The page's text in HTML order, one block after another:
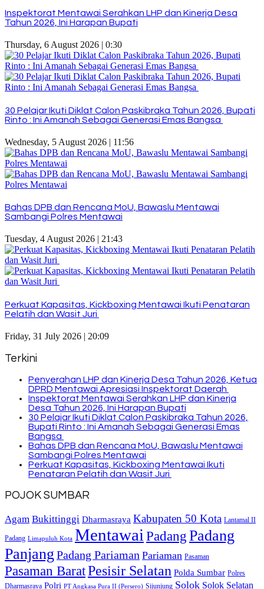
Inspektorat Mentawai Serahkan LHP dan Kinerja Desa
Tahun 2026, Ini Harapan Bupati
Thursday, 6 August 2026 | 0:30
30 Pelajar Ikuti Diklat Calon Paskibraka Tahun 2026, Bupati
Rinto : Ini Amanah Sebagai Generasi Emas Bangsa
Wednesday, 5 August 2026 | 11:56
Bahas DPB dan Rencana MoU, Bawaslu Mentawai
Sambangi Polres Mentawai
Tuesday, 4 August 2026 | 21:43
Perkuat Kapasitas, Kickboxing Mentawai Ikuti Penataran
Pelatih dan Wasit Juri
Friday, 31 July 2026 | 20:09
Terkini
Penyerahan LHP dan Kinerja Desa Tahun 2026, Ketua
DPRD Mentawai Apresiasi Inspektorat Daerah
Inspektorat Mentawai Serahkan LHP dan Kinerja
Desa Tahun 2026, Ini Harapan Bupati
30 Pelajar Ikuti Diklat Calon Paskibraka Tahun 2026,
Bupati Rinto : Ini Amanah Sebagai Generasi Emas
Bangsa
Bahas DPB dan Rencana MoU, Bawaslu Mentawai
Sambangi Polres Mentawai
Perkuat Kapasitas, Kickboxing Mentawai Ikuti
Penataran Pelatih dan Wasit Juri
POJOK SUMBAR
Agam Bukittinggi Dharmasraya Kabupaten 50 Kota Lantamal II
Padang Limapuluh Kota Mentawai PadangPadang
Panjang Padang Pariaman Pariaman Pasaman
Pasaman BaratPesisir Selatan Polda Sumbar Polres
Dharmasraya Polri PT Angkasa Pura II (Persero) Sijunjung Solok Solok Selatan